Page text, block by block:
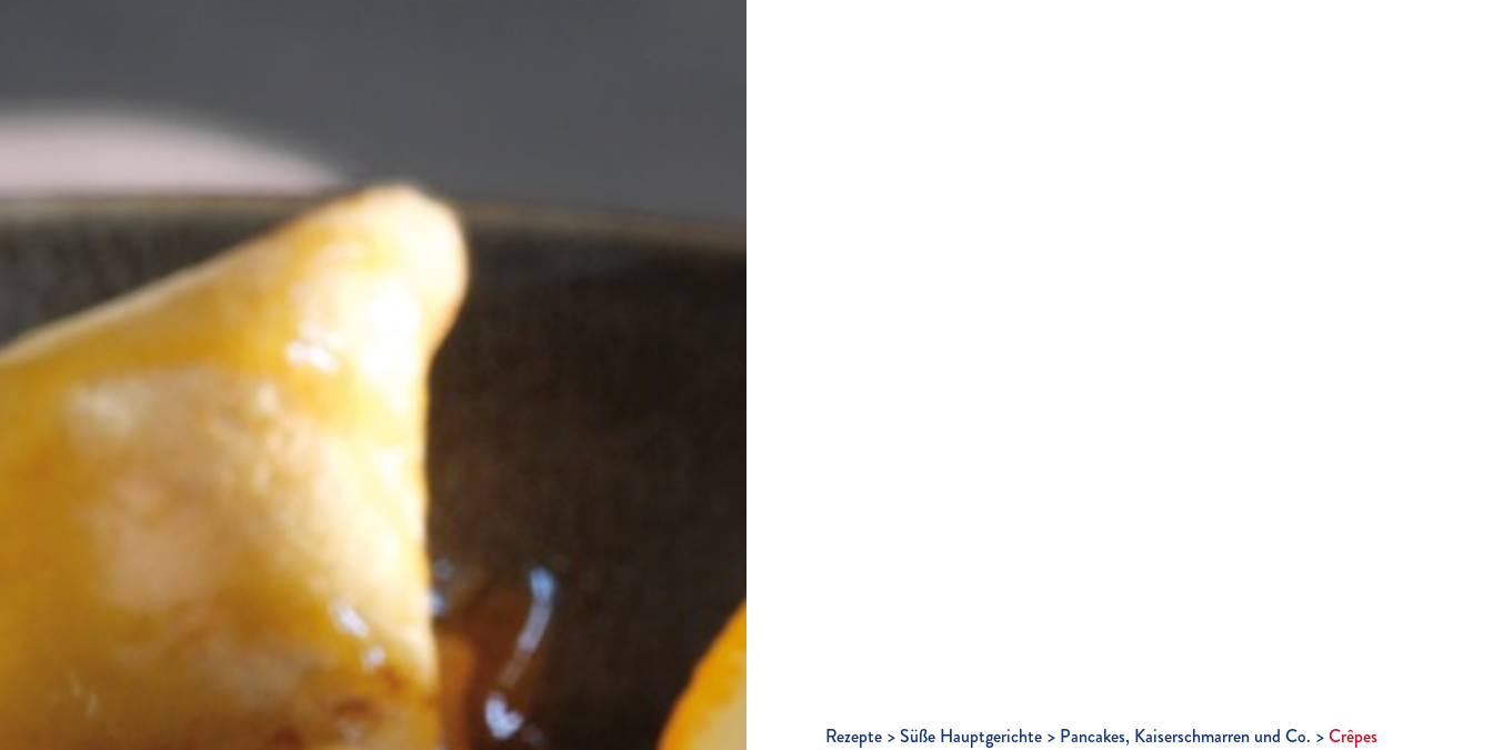
Rezepte Süße Hauptgerichte Pancakes, Kaiserschmarren und Co.
Crêpes